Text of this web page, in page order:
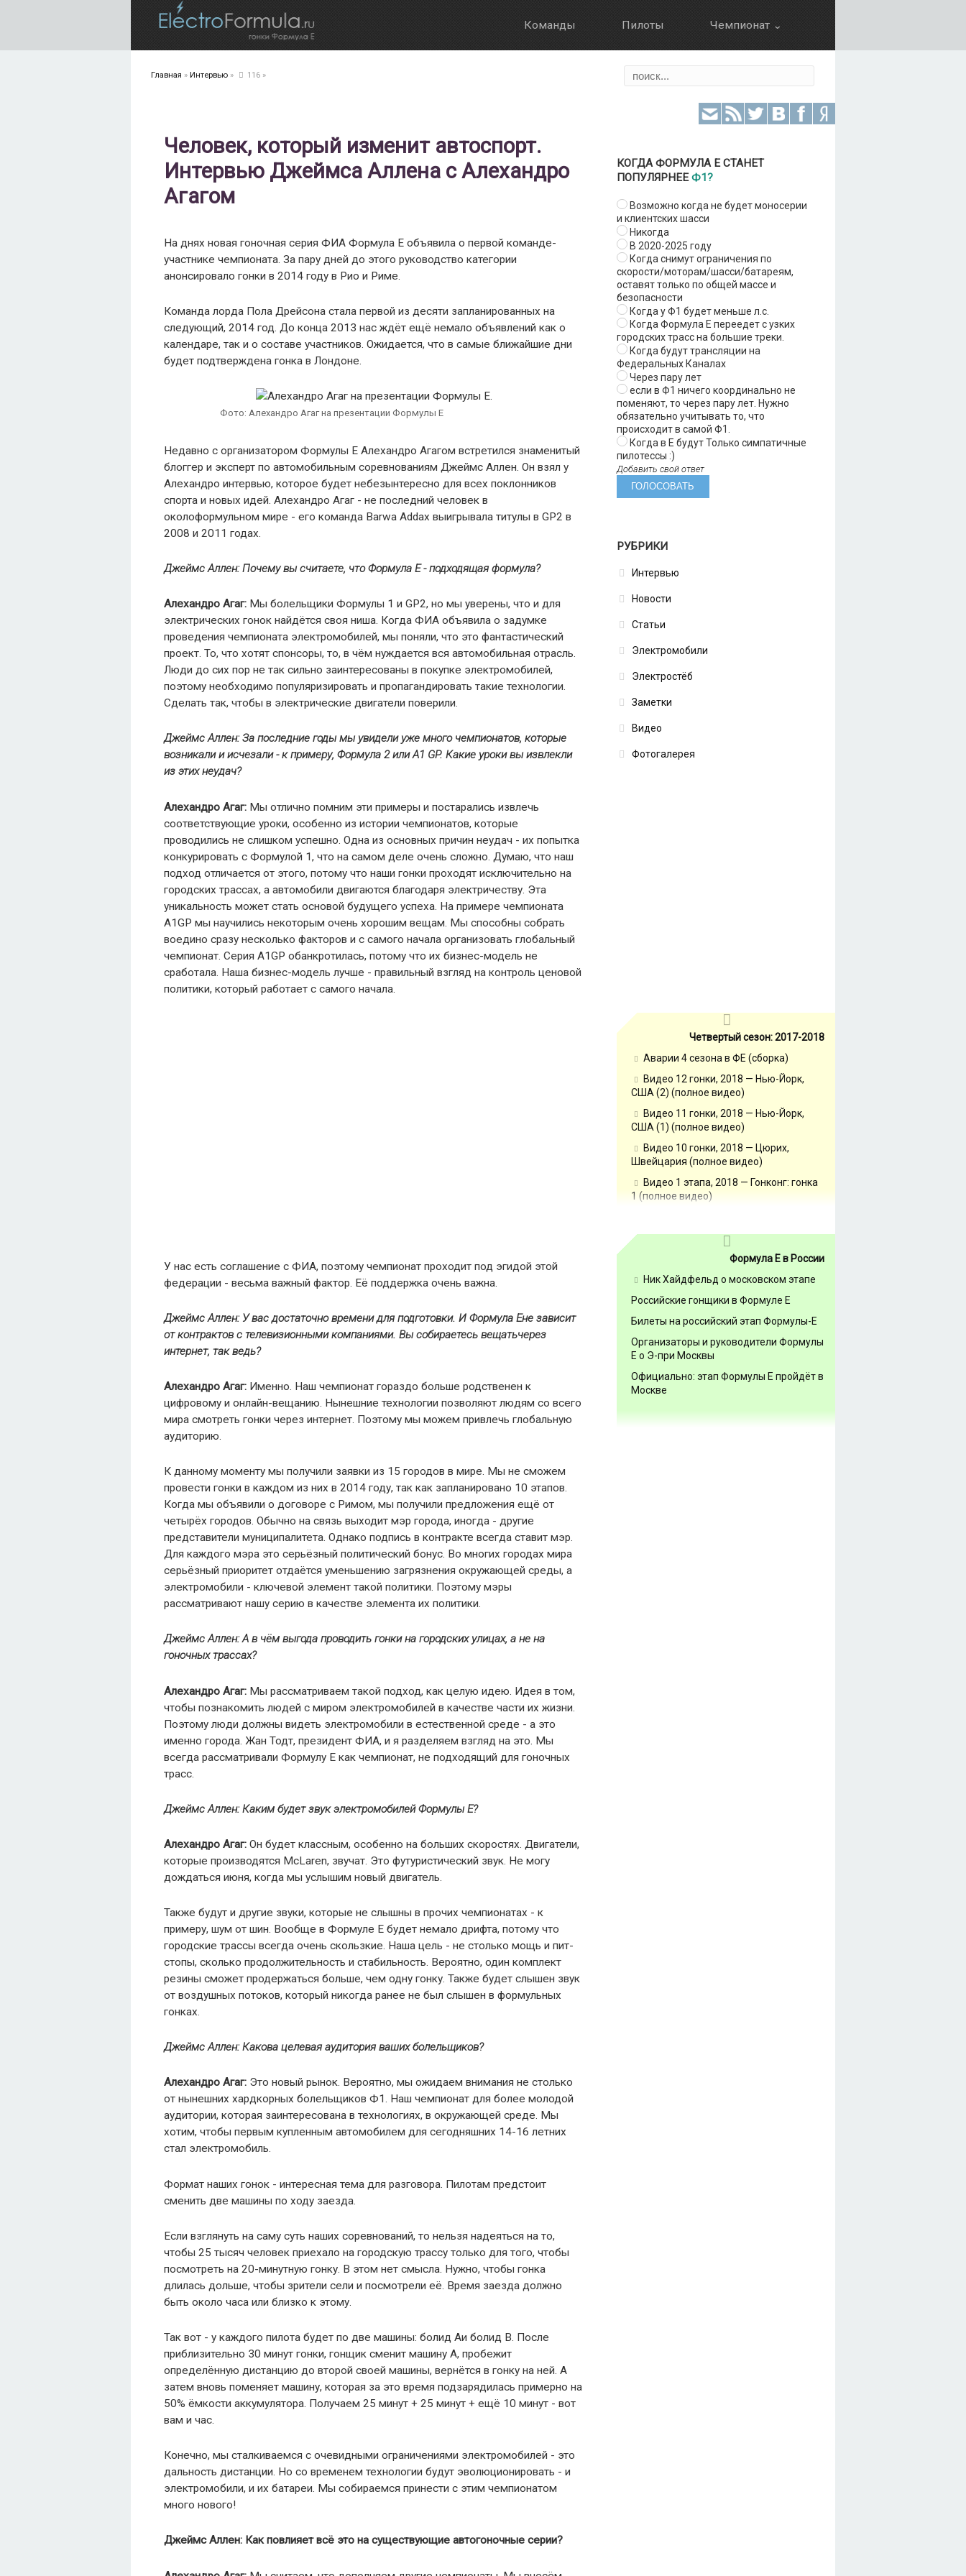
Команды Пилоты Чемпионат ⌄
Онлайн трансляция
Правила
Календарь
Результаты
Зачет пилотов
Болид
Главная » Интервью » 116»
Человек, который изменит автоспорт.
Интервью Джеймса Аллена с Алехандро
Агагом
На днях новая гоночная серия ФИА Формула E объявила о первой команде-
участнике чемпионата. За пару дней до этого руководство категории
анонсировало гонки в 2014 году в Рио и Риме.
Команда лорда Пола Дрейсона стала первой из десяти запланированных на
следующий, 2014 год. До конца 2013 нас ждёт ещё немало объявлений как о
календаре, так и о составе участников. Ожидается, что в самые ближайшие дни
будет подтверждена гонка в Лондоне.
Алехандро Агаг на презентации Формулы E
Недавно с организатором Формулы Е Алехандро Агагом встретился знаменитый
блоггер и эксперт по автомобильным соревнованиям Джеймс Аллен. Он взял у
Алехандро интервью, которое будет небезынтересно для всех поклонников
спорта и новых идей. Алехандро Агаг - не последний человек в
околоформульном мире - его команда Barwa Addax выигрывала титулы в GP2 в
2008 и 2011 годах.
Джеймс Аллен: Почему вы считаете, что ФормулаE - подходящая формула?
Алехандро Агаг: Мы болельщики Формулы 1 и GP2, но мы уверены, что и для
электрических гонок найдётся своя ниша. Когда ФИА объявила о задумке
проведения чемпионата электромобилей, мы поняли, что это фантастический
проект. То, что хотят спонсоры, то, в чём нуждается вся автомобильная отрасль.
Люди до сих пор не так сильно заинтересованы в покупке электромобилей,
поэтому необходимо популяризировать и пропагандировать такие технологии.
Сделать так, чтобы в электрические двигатели поверили.
Джеймс Аллен: За последние годы мы увидели уже много чемпионатов, которые
возникали и исчезали - к примеру, Формула 2 илиA1 GP. Какие урокивыизвлекли
из этихнеудач?
Алехандро Агаг: Мы отлично помним эти примеры и постарались извлечь
соответствующие уроки, особенно из истории чемпионатов, которые
проводились не слишком успешно. Одна из основных причин неудач - их попытка
конкурировать с Формулой 1, что на самом деле очень сложно. Думаю, что наш
подход отличается от этого, потому что наши гонки проходят исключительно на
городских трассах, а автомобили двигаются благодаря электричеству. Эта
уникальность может стать основой будущего успеха. На примере чемпионата
A1GP мы научились некоторым очень хорошим вещам. Мы способны собрать
воедино сразу несколько факторов и с самого начала организовать глобальный
чемпионат. Серия A1GP обанкротилась, потому что их бизнес-модель не
сработала. Наша бизнес-модель лучше - правильный взгляд на контроль ценовой
политики, который работает с самого начала.
У нас есть соглашение с ФИА, поэтому чемпионат проходит под эгидой этой
федерации - весьма важный фактор. Её поддержка очень важна.
Джеймс Аллен: У вас достаточно времени для подготовки. И ФормулаEне зависит
от контрактов с телевизионными компаниями. Высобираетесь вещатьчерез
интернет, такведь?
Алехандро Агаг: Именно. Наш чемпионат гораздо больше родственен к
цифровому и онлайн-вещанию. Нынешние технологии позволяют людям со всего
мира смотреть гонки через интернет. Поэтому мы можем привлечь глобальную
аудиторию.
К данному моменту мы получили заявки из 15 городов в мире. Мы не сможем
провести гонки в каждом из них в 2014 году, так как запланировано 10 этапов.
Когда мы объявили о договоре с Римом, мы получили предложения ещё от
четырёх городов. Обычно на связь выходит мэр города, иногда - другие
представители муниципалитета. Однако подпись в контракте всегда ставит мэр.
Для каждого мэра это серьёзный политический бонус. Во многих городах мира
серьёзный приоритет отдаётся уменьшению загрязнения окружающей среды, а
электромобили - ключевой элемент такой политики. Поэтому мэры
рассматривают нашу серию в качестве элемента их политики.
Джеймс Аллен: А в чём выгода проводить гонки на городских улицах, а не на
гоночных трассах?
Алехандро Агаг: Мы рассматриваем такой подход, как целую идею. Идея в том,
чтобы познакомить людей с миром электромобилей в качестве части их жизни.
Поэтому люди должны видеть электромобили в естественной среде - а это
именно города. Жан Тодт, президент ФИА, и я разделяем взгляд на это. Мы
всегда рассматривали Формулу E как чемпионат, не подходящий для гоночных
трасс.
Джеймс Аллен: Каким будет звук электромобилей ФормулыE?
Алехандро Агаг: Он будет классным, особенно на больших скоростях. Двигатели,
которые производятся McLaren, звучат. Это футуристический звук. Не могу
дождаться июня, когда мы услышим новый двигатель.
Также будут и другие звуки, которые не слышны в прочих чемпионатах - к
примеру, шум от шин. Вообще в Формуле Е будет немало дрифта, потому что
городские трассы всегда очень скользкие. Наша цель - не столько мощь и пит-
стопы, сколько продолжительность и стабильность. Вероятно, один комплект
резины сможет продержаться больше, чем одну гонку. Также будет слышен звук
от воздушных потоков, который никогда ранее не был слышен в формульных
гонках.
Джеймс Аллен: Какова целевая аудитория ваших болельщиков?
Алехандро Агаг: Это новый рынок. Вероятно, мы ожидаем внимания не столько
от нынешних хардкорных болельщиков Ф1. Наш чемпионат для более молодой
аудитории, которая заинтересована в технологиях, в окружающей среде. Мы
хотим, чтобы первым купленным автомобилем для сегодняшних 14-16 летних
стал электромобиль.
Формат наших гонок - интересная тема для разговора. Пилотам предстоит
сменить две машины по ходу заезда.
Если взглянуть на саму суть наших соревнований, то нельзя надеяться на то,
чтобы 25 тысяч человек приехало на городскую трассу только для того, чтобы
посмотреть на 20-минутную гонку. В этом нет смысла. Нужно, чтобы гонка
длилась дольше, чтобы зрители сели и посмотрели её. Время заезда должно
быть около часа или близко к этому.
Так вот - у каждого пилота будет по две машины: болид Aи болид B. После
приблизительно 30 минут гонки, гонщик сменит машину A, пробежит
определённую дистанцию до второй своей машины, вернётся в гонку на ней. А
затем вновь поменяет машину, которая за это время подзарядилась примерно на
50% ёмкости аккумулятора. Получаем 25 минут + 25 минут + ещё 10 минут - вот
вам и час.
Конечно, мы сталкиваемся с очевидными ограничениями электромобилей - это
дальность дистанции. Но со временем технологии будут эволюционировать - и
электромобили, и их батареи. Мы собираемся принести с этим чемпионатом
много нового!
Джеймс Аллен: Как повлияет всё это на существующие автогоночные серии?
КОГДА ФОРМУЛА Е СТАНЕТ
ПОПУЛЯРНЕЕФ1?
Возможно когда не будет моносерии
и клиентских шасси
Никогда
В 2020-2025 году
Когда снимут ограничения по
скорости/моторам/шасси/батареям,
оставят только по общей массе и
безопасности
Когда у Ф1 будет меньше л.с.
Когда Формула Е переедет с узких
городских трасс на большие треки.
Когда будут трансляции на
Федеральных Каналах
Через пару лет
если в Ф1 ничего координально не
поменяют, то через пару лет. Нужно
обязательно учитывать то, что
происходит в самой Ф1.
Когда в Е будут Только симпатичные
пилотессы :)
Добавить свой ответ
РУБРИКИ
Интервью
Новости
Статьи
Электромобили
Электростёб
Заметки
Видео
Фотогалерея
Четвертый сезон: 2017-2018
Аварии 4 сезона в ФЕ (сборка)
Видео 12 гонки, 2018 — Нью-Йорк,
США (2) (полное видео)
Видео 11 гонки, 2018 — Нью-Йорк,
США (1) (полное видео)
Видео 10 гонки, 2018 — Цюрих,
Швейцария (полное видео)
Видео 1 этапа, 2018 — Гонконг: гонка
1 (полное видео)
Формула Е в России
Ник Хайдфельд о московском этапе
Российские гонщики в Формуле Е
Билеты на российский этап Формулы-Е
Организаторы и руководители Формулы
Е о Э-при Москвы
Официально: этап Формулы Е пройдёт в
Москве